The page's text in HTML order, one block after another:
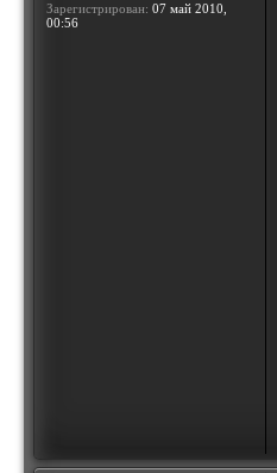
Зарегистрирован: 07 май 2010,
00:56